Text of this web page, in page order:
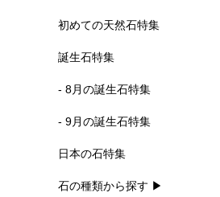
初めての天然石特集
誕生石特集
- 8月の誕生石特集
- 9月の誕生石特集
日本の石特集
石の種類から探す ▶